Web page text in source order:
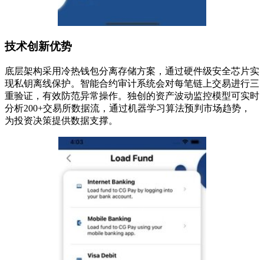
技术创新优势
底层架构采用冷热钱包分离存储方案，通过硬件级安全芯片实
现私钥离线保护。智能合约审计系统会对每笔链上交易进行三
重验证，有效防范异常操作。独创的资产波动监控模型可实时
分析200+交易所数据流，通过机器学习算法预判市场趋势，
为投资决策提供数据支撑。